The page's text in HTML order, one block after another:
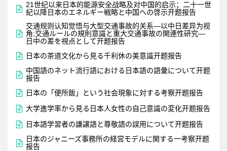
 21世纪以来日本的能源安全战略及对中国的启示；二十一世
紀以降日本のエネルギー戦略と中国への啓示开题报告

交通规则认知觉悟与大型交通事故的关系—以中日差异为视
角;交通ルールの規則意識と重大交通事故の関連性研究―
日中の差を視点として开题报告
 日本の茶道文化から見る千利休の美意識开题报告
 中国語のネット流行語における日本語の語彙について开题
报告
 日本の「便所飯」という社会現象に対する考察开题报告
 大学進学率から見る日本人女性の自己意識の変化开题报告
 日本語学習者の謙譲語と尊敬語の誤用について开题报告
 日本のジャニーズ事務所の経営モデルに関する一考察开题
报告